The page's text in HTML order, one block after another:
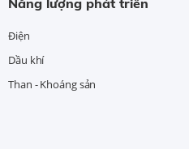
Năng lượng phát triển
Điện
Dầu khí
Than - Khoáng sản